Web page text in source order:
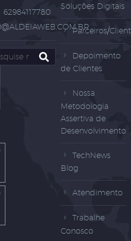
62984117780
Soluções Digitais
Parceiros/
Depoimento
de Clientes
Nossa
Metodologia
Assertiva de
Desenvolvimento
TechNews
Blog
Atendimento
Trabalhe
Conosco